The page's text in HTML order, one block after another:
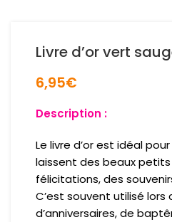
Livre d’or vert
6,95€
Description :
Le livre d’or est idéal
laissent des beaux
félicitations, des
C’est souvent utilisé lors
d’anniversaires, de